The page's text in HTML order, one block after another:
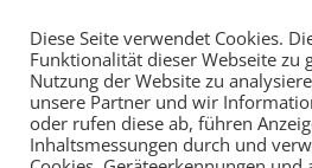
http://tools.google.com/dlpage/
Diese Seite verwendet Cookies.
Funktionalität dieser Webseite zu
Nutzung der Website zu
unsere Partner und wir
oder rufen diese ab, führen
Inhaltsmessungen durch und